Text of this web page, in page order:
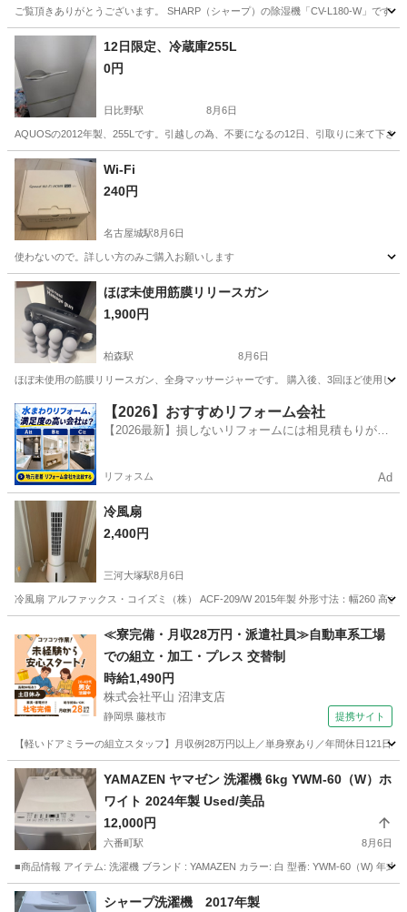
ご覧頂きありがとうございます。 SHARP（シャープ）の除湿機「CV-L180-W」です
愛知 豊田市 季節、空調家電
12日限定、冷蔵庫255L
0円
日比野駅 8月6日
AQUOSの2012年製、255Lです。引越しの為、不要になるの12日、引取りに来て下さ
愛知 名古屋市 Wi-Fi
240円
名古屋城駅8月6日
使わないので。詳しい方のみご購入お願いします
愛知 名古屋市 名古屋城駅 電話、ＦＡＸ
ほぼ未使用筋膜リリースガン
1,900円
柏森駅 8月6日
ほぼ未使用の筋膜リリースガン、全身マッサージャーです。 購入後、3回ほど使用し
愛知 江南市 柏森駅 美容家電 筋膜
【2026】おすすめリフォーム会社
【2026最新】損しないリフォームには相見積もりが不
リフォスム Ad
冷風扇
2,400円
三河大塚駅8月6日
冷風扇 アルファックス・コイズミ（株） ACF-209/W 2015年製 外形寸法：幅260 高
三河大塚駅 季節、空調家電
≪寮完備・月収28万円・派遣社員≫自動車系工場
での組立・加工・プレス 交替制
時給1,490円
株式会社平山 沼津支店
静岡県 藤枝市 提携サイト
【軽いドアミラーの組立スタッフ】月収例28万円以上／単身寮あり／年間休日121
静岡 藤枝市
YAMAZEN ヤマゼン 洗濯機 6kg YWM-60（W）ホ
ワイト 2024年製 Used/美品
12,000円
六番町駅 8月6日
■商品情報 アイテム: 洗濯機 ブランド : YAMAZEN カラー: 白 型番: YWM-60（W) 年
愛知 名古屋市 六番町駅 生活家電 YAMAZEN
シャープ洗濯機 2017年製